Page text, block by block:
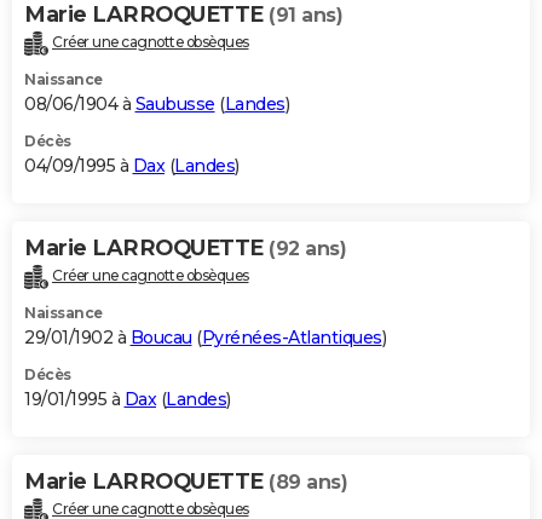
Marie LARROQUETTE (91 ans)
Créer une cagnotte obsèques
Naissance
08/06/1904 à Saubusse (Landes)
Décès
04/09/1995 à Dax(Landes)
Marie LARROQUETTE (92 ans)
Créer une cagnotte obsèques
Naissance
29/01/1902 à Boucau (Pyrénées-Atlantiques)
Décès
19/01/1995 à Dax(Landes)
Marie LARROQUETTE (89 ans)
Créer une cagnotte obsèques